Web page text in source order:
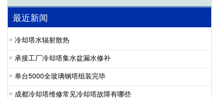
最近新闻
冷却塔水辐射散热
承接工厂冷却塔集水盆漏水修补
单台5000全玻璃钢塔组装完毕
成都冷却塔维修常见冷却塔故障有哪些